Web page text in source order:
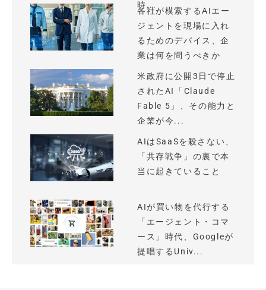
時...
各社が模索するAIエー
ジェントを現場に入れ
るためのデバイス、企
業は何を問うべきか
米政府に公開3日で停止
されたAI「Claude
Fable 5」、その能力と
企業が今...
AIはSaaSを殺さない、
「共存戦争」の裏で本
当に起きていること
AIが買い物を代行する
「エージェント・コマ
ース」時代、Googleが
提唱するUniv...